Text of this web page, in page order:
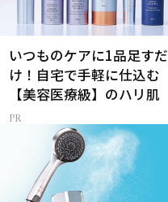
いつものケアに1品足すだ
け！自宅で手軽に仕込む
【美容医療級】のハリ肌